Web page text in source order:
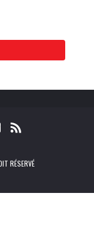
RÉSERVÉ